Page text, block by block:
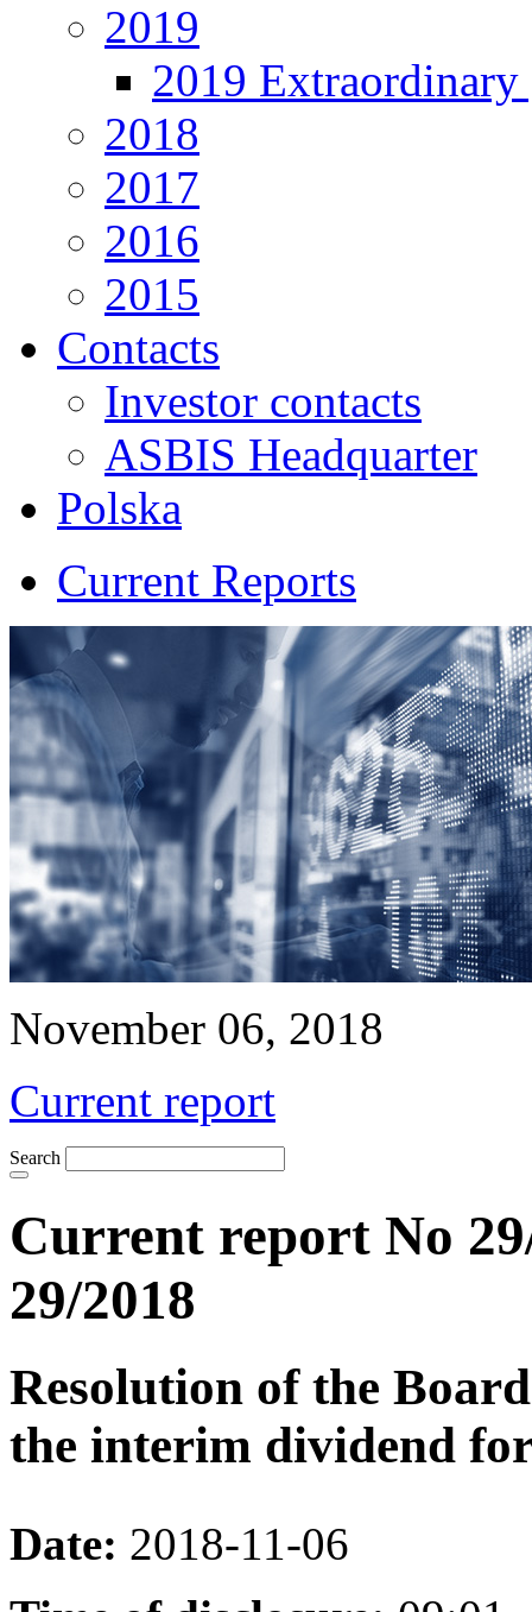
2019
2019 Extraordinary
2018
2017
2016
2015
Contacts
Investor contacts
ASBIS Headquarter
Polska
Current Reports
November 06, 2018
Current report
Search
Current report No
29/2018
Resolution of the
the interim dividend
Date: 2018-11-06